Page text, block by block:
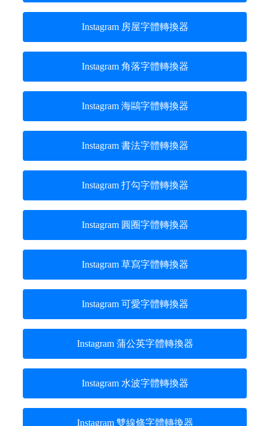
Instagram 房屋字體轉換器
Instagram 角落字體轉換器
Instagram 海鷗字體轉換器
Instagram 書法字體轉換器
Instagram 打勾字體轉換器
Instagram 圓圈字體轉換器
Instagram 草寫字體轉換器
Instagram 可愛字體轉換器
Instagram 蒲公英字體轉換器
Instagram 水波字體轉換器
Instagram 雙線條字體轉換器